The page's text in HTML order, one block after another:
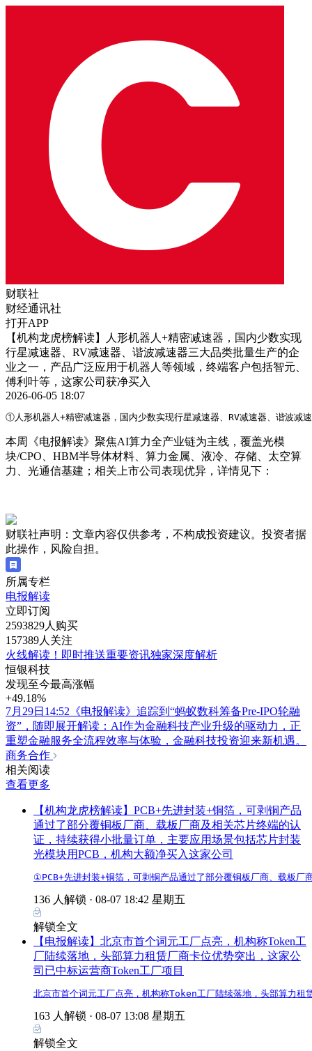
财联社
财经通讯社
打开APP
【机构龙虎榜解读】人形机器人+精密减速器，国内少数实现
行星减速器、RV减速器、谐波减速器三大品类批量生产的企
业之一，产品广泛应用于机器人等领域，终端客户包括智元、
傅利叶等，这家公司获净买入
2026-06-05 18:07
①人形机器人+精密减速器，国内少数实现行星减速器、RV减速器、谐波减
本周《电报解读》聚焦AI算力全产业链为主线，覆盖光模
块/CPO、HBM半导体材料、算力金属、液冷、存储、太空算
力、光通信基建；相关上市公司表现优异，详情见下：
财联社声明：文章内容仅供参考，不构成投资建议。投资者据
此操作，风险自担。
所属专栏
电报解读
立即订阅
2593829人购买
157389人关注
火线解读！即时推送重要资讯独家深度解析
恒银科技
发现至今最高涨幅
+49.18%
7月29日14:52《电报解读》追踪到“蚂蚁数科筹备Pre-IPO轮融
资”，随即展开解读：AI作为金融科技产业升级的驱动力，正
重塑金融服务全流程效率与体验，金融科技投资迎来新机遇。
商务合作
相关阅读
查看更多
【机构龙虎榜解读】PCB+先进封装+铜箔，可剥铜产品
通过了部分覆铜板厂商、载板厂商及相关芯片终端的认
证，持续获得小批量订单，主要应用场景包括芯片封装
光模块用PCB，机构大额净买入这家公司
①PCB+先进封装+铜箔，可剥铜产品通过了部分覆铜板厂商、载板厂
136 人解锁 · 08-07 18:42 星期五
解锁全文
【电报解读】北京市首个词元工厂点亮，机构称Token工
厂陆续落地，头部算力租赁厂商卡位优势突出，这家公
司已中标运营商Token工厂项目
北京市首个词元工厂点亮，机构称Token工厂陆续落地，头部算力
163 人解锁 · 08-07 13:08 星期五
解锁全文